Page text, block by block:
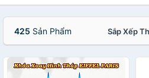
425 Sản Phẩm Sắp Xếp